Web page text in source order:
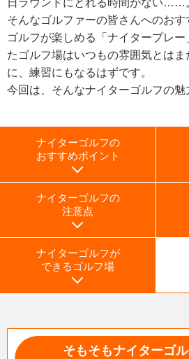
日ラウンドにとれる時間がない……
そんなゴルファーの皆さんへのお
ゴルフが楽しめる「ナイタープレ
たゴルフ場はいつもの雰囲気とは
に、練習にもなるはずです。
今回は、そんなナイターゴルフの魅
ナイターゴルフの
おすすめポイント
ナイターゴルフの
注意点
ナイターゴルフが
できるゴルフ場
そもそもナイターゴ